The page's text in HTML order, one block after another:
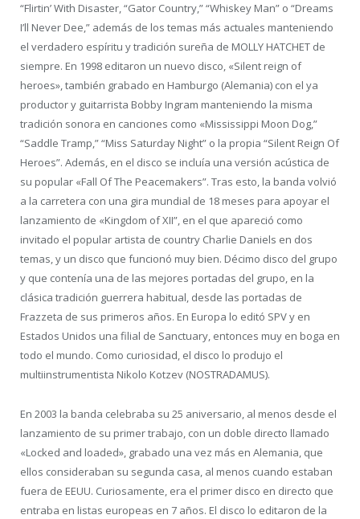
“Flirtin’ With Disaster, “Gator Country,” “Whiskey Man” o “Dreams
I’ll Never Dee,” además de los temas más actuales manteniendo
el verdadero espíritu y tradición sureña de MOLLY HATCHET de
siempre. En 1998 editaron un nuevo disco, «Silent reign of
heroes», también grabado en Hamburgo (Alemania) con el ya
productor y guitarrista Bobby Ingram manteniendo la misma
tradición sonora en canciones como «Mississippi Moon Dog,”
“Saddle Tramp,” “Miss Saturday Night” o la propia “Silent Reign Of
Heroes”. Además, en el disco se incluía una versión acústica de
su popular «Fall Of The Peacemakers”. Tras esto, la banda volvió
a la carretera con una gira mundial de 18 meses para apoyar el
lanzamiento de «Kingdom of XII”, en el que apareció como
invitado el popular artista de country Charlie Daniels en dos
temas, y un disco que funcionó muy bien. Décimo disco del grupo
y que contenía una de las mejores portadas del grupo, en la
clásica tradición guerrera habitual, desde las portadas de
Frazzeta de sus primeros años. En Europa lo editó SPV y en
Estados Unidos una filial de Sanctuary, entonces muy en boga en
todo el mundo. Como curiosidad, el disco lo produjo el
multiinstrumentista Nikolo Kotzev (NOSTRADAMUS).
En 2003 la banda celebraba su 25 aniversario, al menos desde el
lanzamiento de su primer trabajo, con un doble directo llamado
«Locked and loaded», grabado una vez más en Alemania, que
ellos consideraban su segunda casa, al menos cuando estaban
fuera de EEUU. Curiosamente, era el primer disco en directo que
entraba en listas europeas en 7 años. El disco lo editaron de la